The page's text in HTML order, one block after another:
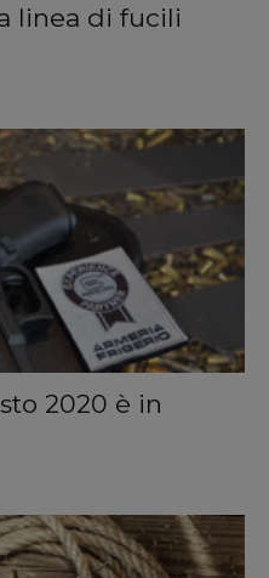
linea di fucili
2020 è in